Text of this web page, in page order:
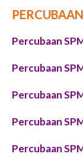
Percubaan
Percubaan
Percubaan
Percubaan
Percubaan